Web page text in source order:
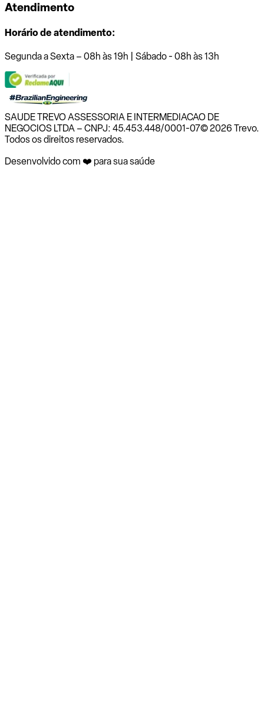
Atendimento
Horário de atendimento:
Segunda a Sexta – 08h às 19h | Sábado - 08h às 13h
SAUDE TREVO ASSESSORIA E INTERMEDIACAO DE
NEGOCIOS LTDA – CNPJ: 45.453.448/0001-07© 2026 Trevo.
Todos os direitos reservados.
Desenvolvido com ❤️ para sua saúde